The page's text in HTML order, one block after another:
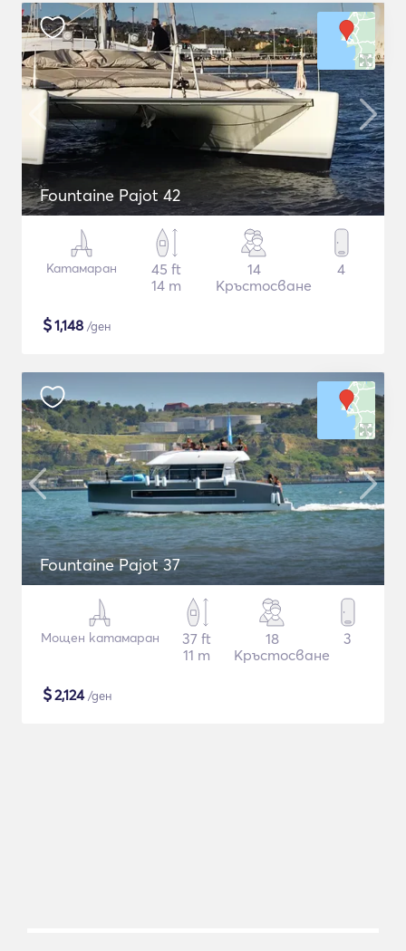
Fountaine Pajot 42
Катамаран
45 ft
14 m
14
Кръстосване
4
$1,148 /ден
Fountaine Pajot 37
Мощен катамаран
37 ft
11 m
18
Кръстосване
3
$2,124/ден